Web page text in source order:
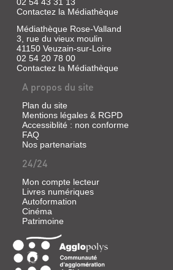
Monde
éd.,
2009
Cet
essai
analyse
les
caractéristiques
du
roman
historique
et
présente
les
secrets
de
fabrication
de
auteurs
travers
leurs
interviews.
CRIMES
02 54 43 31 13
Contactez la Médiathèque
Médiathèque Rose-Valland
3, rue du vieux moulin
41150 Veuzain-sur-Loire
02 54 20 78 00
Contactez la Médiathèque
A propos du site
Plan du site
Mentions légales & RGPD
Accessiblité : non conforme
FAQ
Nos partenariats
24/24
Mon compte lecteur
Livres numériques
Autoformation
Cinéma
Patrimoine